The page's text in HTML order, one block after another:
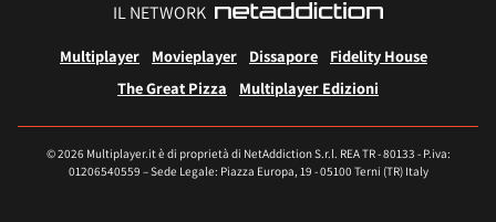
IL NETWORK
Multiplayer Movieplayer Dissapore
Fidelity House
The Great Pizza
Multiplayer Edizioni
© 2026 Multiplayer.it è di proprietà di NetAddiction S.r.l. REA TR - 80133 - P.iva:
01206540559 – Sede Legale: Piazza Europa, 19 - 05100 Terni (TR) Italy